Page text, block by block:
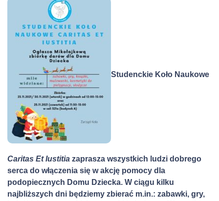
Studenckie Koło Naukowe
Caritas Et Iustitia zaprasza wszystkich ludzi dobrego
serca do włączenia się w akcję pomocy dla
podopiecznych Domu Dziecka. W ciągu kilku
najbliższych dni będziemy zbierać m.in.: zabawki, gry,